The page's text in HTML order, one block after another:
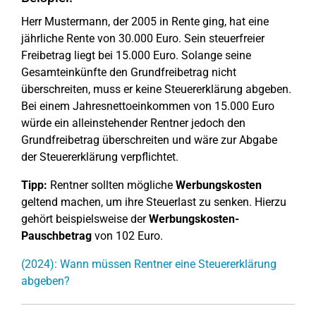
Herr Mustermann, der 2005 in Rente ging, hat eine
jährliche Rente von 30.000 Euro. Sein steuerfreier
Freibetrag liegt bei 15.000 Euro. Solange seine
Gesamteinkünfte den Grundfreibetrag nicht
überschreiten, muss er keine Steuererklärung abgeben.
Bei einem Jahresnettoeinkommen von 15.000 Euro
würde ein alleinstehender Rentner jedoch den
Grundfreibetrag überschreiten und wäre zur Abgabe
der Steuererklärung verpflichtet.
Tipp: Rentner sollten mögliche Werbungskosten
geltend machen, um ihre Steuerlast zu senken. Hierzu
gehört beispielsweise derWerbungskosten-
Pauschbetrag von 102 Euro.
(2024): Wann müssen Rentner eine Steuererklärung
abgeben?